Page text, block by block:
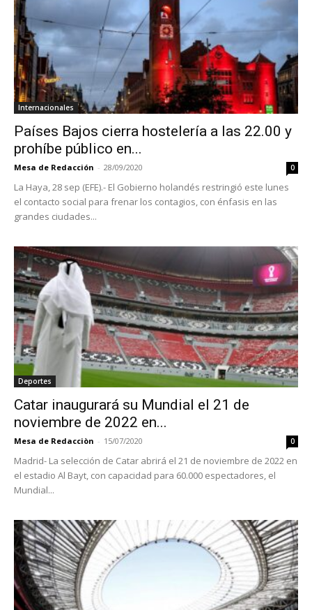
Internacionales
Países Bajos cierra hostelería a las 22.00 y
prohíbe público en...
Mesa de Redacción - 28/09/2020 0
La Haya, 28 sep (EFE).- El Gobierno holandés restringió este lunes
el contacto social para frenar los contagios, con énfasis en las
grandes ciudades...
Deportes
Catar inaugurará su Mundial el 21 de
noviembre de 2022 en...
Mesa de Redacciòn - 15/07/2020 0
Madrid- La selección de Catar abrirá el 21 de noviembre de 2022 en
el estadio Al Bayt, con capacidad para 60.000 espectadores, el
Mundial...